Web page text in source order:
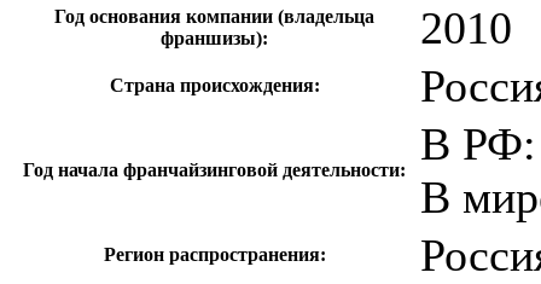
Год основания компании (владельца
франшизы):
2010
Страна происхождения:
Год начала франчайзинговой деятельности:
В РФ:
В
Регион распространения: